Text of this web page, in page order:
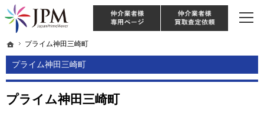
ホーム
プライム神田三崎町
プライム神田三崎町
東京・神奈川・埼玉・千葉のリノベーション住宅や中古マンションを手がける会
【物件買取強化中！】リノベーション住宅・不動産・中古マンションならJPM
プライム神田三崎町
ホーム
プライム神田三崎町